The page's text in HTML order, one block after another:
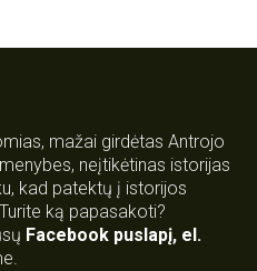
mažai girdėtas Antrojo
neįtikėtinas istorijas
kad patektų į istorijos
ką papasakoti?
Facebook puslapį, el.